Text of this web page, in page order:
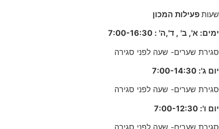
שעות פעילות המכון
ימים: א', ב' , ד',ה' :
7:00-16:30
סגירת שערים- שעה לפני סגירה
יום ג':
7:00-14:30
סגירת שערים- שעה לפני סגירה
יום ו':
7:00-12:30